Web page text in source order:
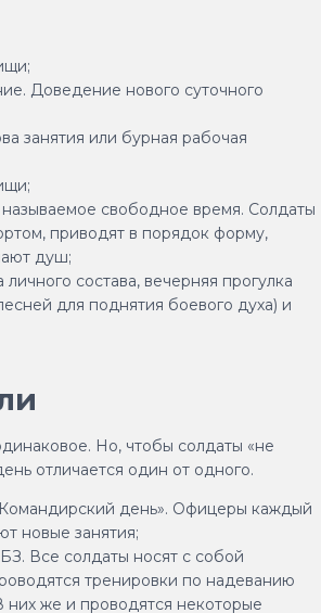
Доведение нового суточного
занятия или бурная рабочая
называемое свободное время. Солдаты
приводят в порядок форму,
душ;
состава, вечерняя прогулка
для поднятия боевого духа) и
Но, чтобы солдаты «не
отличается один от одного.
день». Офицеры каждый
новые занятия;
Все солдаты носят с собой
тренировки по надеванию
них же и проводятся некоторые